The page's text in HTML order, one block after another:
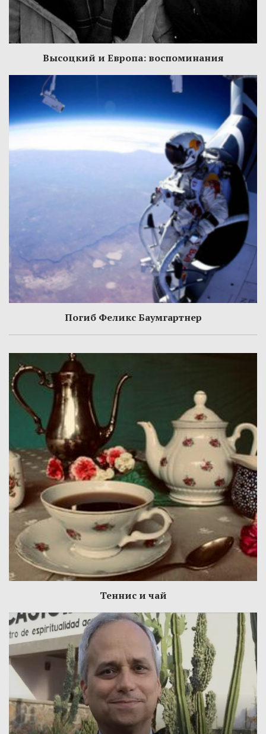
Высоцкий и Европа: воспоминания
Погиб Феликс Баумгартнер
Теннис и чай